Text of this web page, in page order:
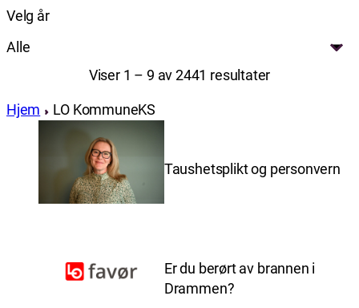
Velg år
Alle
Viser 1 – 9 av 2441 resultater
Hjem LO KommuneKS
Taushetsplikt og personvern
Er du berørt av brannen i
Drammen?